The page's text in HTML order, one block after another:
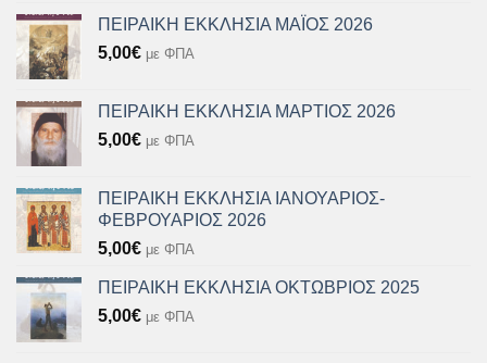
ΠΕΙΡΑΙΚΗ ΕΚΚΛΗΣΙΑ ΜΑΪΟΣ 2026
5,00€ με ΦΠΑ
ΠΕΙΡΑΙΚΗ ΕΚΚΛΗΣΙΑ ΜΑΡΤΙΟΣ 2026
5,00€ με ΦΠΑ
ΠΕΙΡΑΙΚΗ ΕΚΚΛΗΣΙΑ ΙΑΝΟΥΑΡΙΟΣ-
ΦΕΒΡΟΥΑΡΙΟΣ 2026
5,00€ με ΦΠΑ
ΠΕΙΡΑΙΚΗ ΕΚΚΛΗΣΙΑ ΟΚΤΩΒΡΙΟΣ 2025
5,00€ με ΦΠΑ